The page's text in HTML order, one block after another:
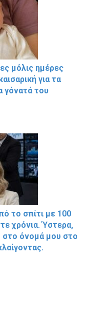
μόλις ημέρες
για τα
γόνατά του
το σπίτι με 100
χρόνια. Ύστερα,
όνομά μου στο